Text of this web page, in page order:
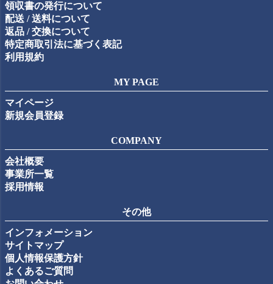
領収書の発行について
配送 / 送料について
返品 / 交換について
特定商取引法に基づく表記
利用規約
MY PAGE
マイページ
新規会員登録
COMPANY
会社概要
事業所一覧
採用情報
その他
インフォメーション
サイトマップ
個人情報保護方針
よくあるご質問